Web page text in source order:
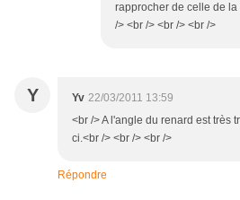
rapprocher de celle de
/> <br /> <br /> <br />
Y Yv 22/03/2011 13:59
<br /> A l'angle du renard est très
ci.<br /> <br /> <br />
Répondre